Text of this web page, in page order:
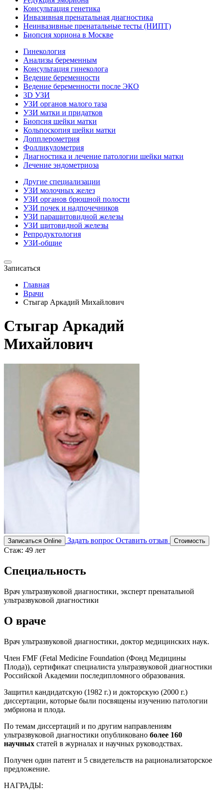
Консультация генетика
Инвазивная пренатальная диагностика
Неинвазивные пренатальные тесты (НИПТ)
Биопсия хориона в Москве
Гинекология
Анализы беременным
Консультация гинеколога
Ведение беременности
Ведение беременности после ЭКО
3D УЗИ
УЗИ органов малого таза
УЗИ матки и придатков
Биопсия шейки матки
Кольпоскопия шейки матки
Допплерометрия
Фолликулометрия
Диагностика и лечение патологии шейки матки
Лечение эндометриоза
Другие специализации
УЗИ молочных желез
УЗИ органов брюшной полости
УЗИ почек и надпочечников
УЗИ паращитовидной железы
УЗИ щитовидной железы
Репродуктология
УЗИ-общие
Записаться
Главная
Врачи
Стыгар Аркадий Михайлович
Стыгар Аркадий
Михайлович
Записаться Online Задать вопрос Оставить отзыв Стоимость
Стаж: 49 лет
Специальность
Врач ультразвуковой диагностики, эксперт пренатальной
ультразвуковой диагностики
О враче
Врач ультразвуковой диагностики, доктор медицинских наук.
Член FMF (Fetal Medicine Foundation (Фонд Медицины
Плода)), сертификат специалиста ультразвуковой диагностики
Российской Академии последипломного образования.
Защитил кандидатскую (1982 г.) и докторскую (2000 г.)
диссертации, которые были посвящены изучению патологии
эмбриона и плода.
По темам диссертаций и по другим направлениям
ультразвуковой диагностики опубликовано более 160
научных статей в журналах и научных руководствах.
Получен один патент и 5 свидетельств на рационализаторское
предложение.
НАГРАДЫ: